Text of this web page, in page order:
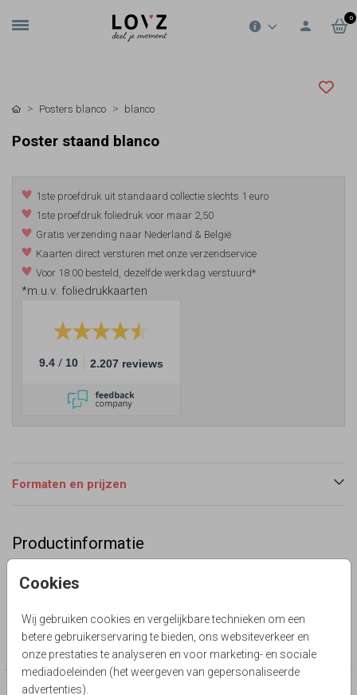
0
Cookies
Wij gebruiken cookies en vergelijkbare technieken om een
betere gebruikerservaring te bieden, ons websiteverkeer en
onze prestaties te analyseren en voor marketing- en sociale
mediadoeleinden (het weergeven van gepersonaliseerde
advertenties).
Posters blanco blanco
Poster staand blanco
1ste proefdruk uit standaard collectie slechts 1 euro
1ste proefdruk foliedruk voor maar 2,50
Gratis verzending naar Nederland & België
Kaarten direct versturen met onze verzendservice
Voor 18:00 besteld, dezelfde werkdag verstuurd*
*m.u.v. foliedrukkaarten
9.4 / 10 2.207 reviews
Formaten en prijzen
Productinformatie
Omschrijving
Poster staand blanco
Collectie